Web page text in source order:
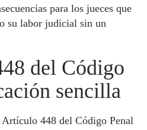
para los jueces que
su labor judicial sin un
del Código
sencilla
448 del Código Penal